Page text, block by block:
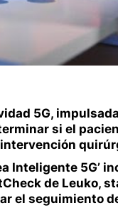
5G,
si el
Inteligente 5G’
de Leuko,
el seguimiento